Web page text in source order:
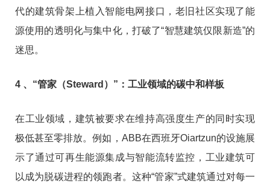
代的建筑骨架上植入智能电网接口，老旧社区实现了能
源使用的透明化与集中化，打破了“智慧建筑仅限新造”的
迷思。
4 、“管家（Steward）”：工业领域的碳中和样板
在工业领域，建筑被要求在维持高强度生产的同时实现
极低甚至零排放。例如，ABB在西班牙Oiartzun的设施展
示了通过可再生能源集成与智能流转监控，工业建筑可
以成为脱碳进程的领跑者。这种“管家”式建筑通过对每一